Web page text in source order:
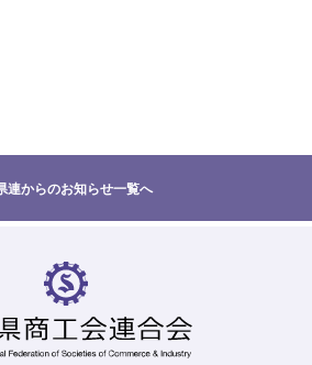
連からのお知らせ一覧へ